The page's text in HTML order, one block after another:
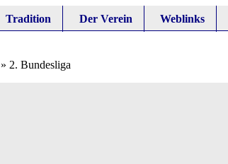
Tradition Der Verein Weblinks
» 2. Bundesliga